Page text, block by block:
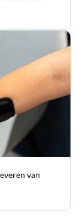
van